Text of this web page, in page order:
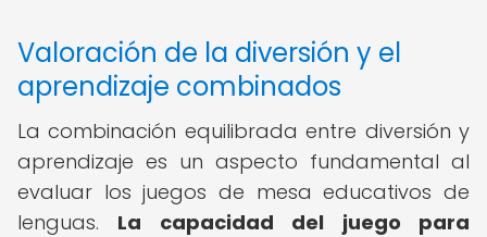
Valoración de la diversión y el
aprendizaje combinados
La combinación equilibrada entre diversión y
aprendizaje es un aspecto fundamental al
evaluar los juegos de mesa educativos de
lenguas. La capacidad del juego para